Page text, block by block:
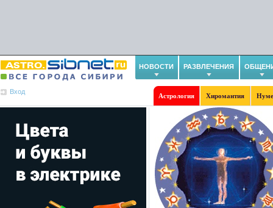
НОВОСТИ РАЗВЛЕЧЕНИЯ
Вход
Астрология Хиромантия